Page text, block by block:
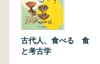
古代人、食べる 食
と考古学